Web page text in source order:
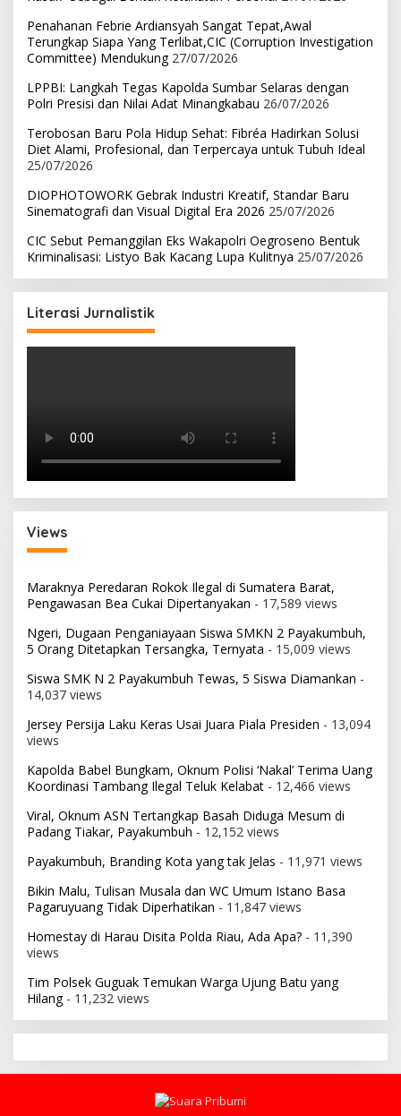
Penahanan Febrie Ardiansyah Sangat Tepat,Awal
Terungkap Siapa Yang Terlibat,CIC (Corruption Investigation
Committee) Mendukung 27/07/2026
LPPBI: Langkah Tegas Kapolda Sumbar Selaras dengan
Polri Presisi dan Nilai Adat Minangkabau 26/07/2026
Terobosan Baru Pola Hidup Sehat: Fibréa Hadirkan Solusi
Diet Alami, Profesional, dan Terpercaya untuk Tubuh Ideal
25/07/2026
DIOPHOTOWORK Gebrak Industri Kreatif, Standar Baru
Sinematografi dan Visual Digital Era 2026 25/07/2026
CIC Sebut Pemanggilan Eks Wakapolri Oegroseno Bentuk
Kriminalisasi: Listyo Bak Kacang Lupa Kulitnya 25/07/2026
Literasi Jurnalistik
Views
Maraknya Peredaran Rokok Ilegal di Sumatera Barat,
Pengawasan Bea Cukai Dipertanyakan - 17,589 views
Ngeri, Dugaan Penganiayaan Siswa SMKN 2 Payakumbuh,
5 Orang Ditetapkan Tersangka, Ternyata - 15,009 views
Siswa SMK N 2 Payakumbuh Tewas, 5 Siswa Diamankan -
14,037 views
Jersey Persija Laku Keras Usai Juara Piala Presiden - 13,094
views
Kapolda Babel Bungkam, Oknum Polisi ‘Nakal’ Terima Uang
Koordinasi Tambang Ilegal Teluk Kelabat - 12,466 views
Viral, Oknum ASN Tertangkap Basah Diduga Mesum di
Padang Tiakar, Payakumbuh - 12,152 views
Payakumbuh, Branding Kota yang tak Jelas - 11,971 views
Bikin Malu, Tulisan Musala dan WC Umum Istano Basa
Pagaruyuang Tidak Diperhatikan - 11,847 views
Homestay di Harau Disita Polda Riau, Ada Apa? - 11,390
views
Tim Polsek Guguak Temukan Warga Ujung Batu yang
Hilang- 11,232 views